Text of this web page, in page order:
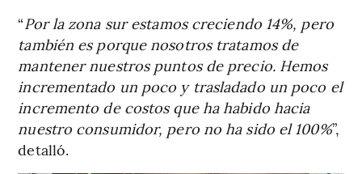
“Por la zona sur estamos creciendo 14%, pero
también es porque nosotros tratamos de
mantener nuestros puntos de precio. Hemos
incrementado un poco y trasladado un poco el
incremento de costos que ha habido hacia
nuestro consumidor, pero no ha sido el 100%”,
detalló.